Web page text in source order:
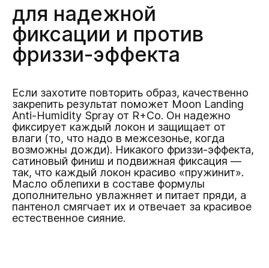
для надежной
фиксации и против
фриззи-эффекта
Если захотите повторить образ, качественно
закрепить результат поможет Moon Landing
Anti-Humidity Spray от R+Co. Он надежно
фиксирует каждый локон и защищает от
влаги (то, что надо в межсезонье, когда
возможны дожди). Никакого фриззи-эффекта,
сатиновый финиш и подвижная фиксация —
так, что каждый локон красиво «пружинит».
Масло облепихи в составе формулы
дополнительно увлажняет и питает пряди, а
пантенол смягчает их и отвечает за красивое
естественное сияние.